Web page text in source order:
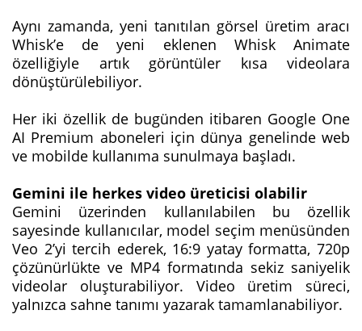
Aynı zamanda, yeni tanıtılan görsel üretim aracı
Whisk’e de yeni eklenen Whisk Animate
özelliğiyle artık görüntüler kısa videolara
dönüştürülebiliyor.
Her iki özellik de bugünden itibaren Google One
AI Premium aboneleri için dünya genelinde web
ve mobilde kullanıma sunulmaya başladı.
Gemini ile herkes video üreticisi olabilir
Gemini üzerinden kullanılabilen bu özellik
sayesinde kullanıcılar, model seçim menüsünden
Veo 2’yi tercih ederek, 16:9 yatay formatta, 720p
çözünürlükte ve MP4 formatında sekiz saniyelik
videolar oluşturabiliyor. Video üretim süreci,
yalnızca sahne tanımı yazarak tamamlanabiliyor.